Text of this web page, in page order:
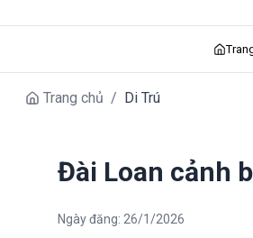
Trang chủ / Di Trú
Đài Loan cảnh
Ngày đăng: 26/1/2026